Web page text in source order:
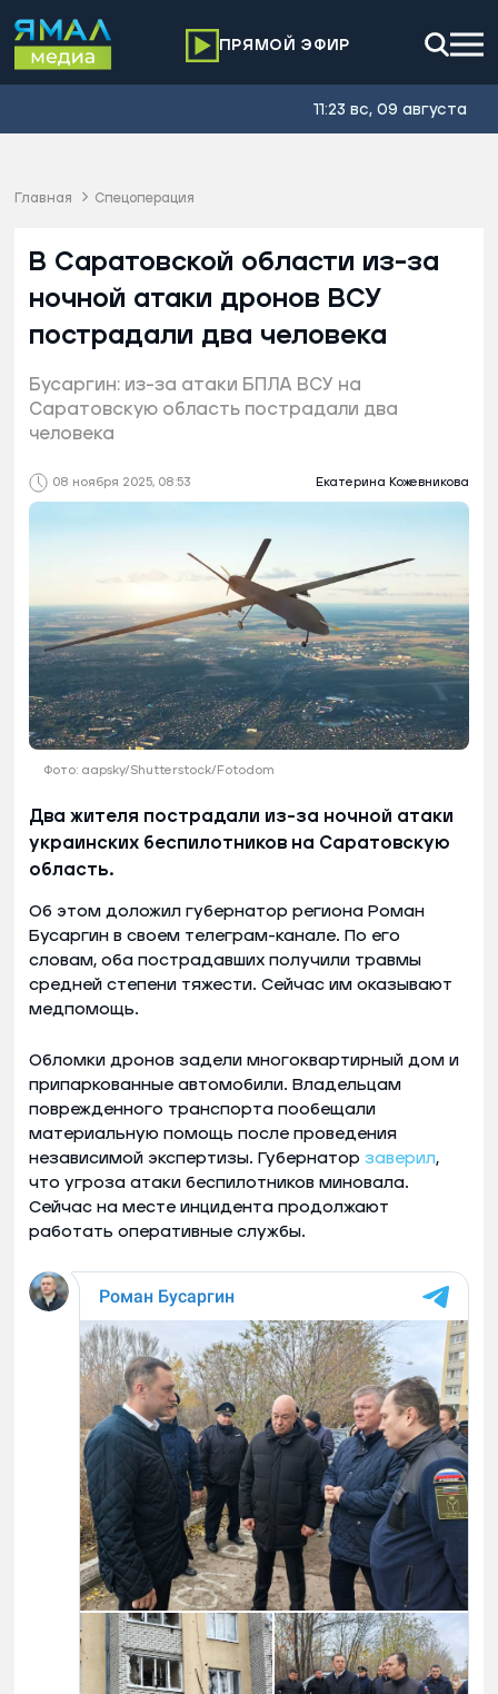
ПРЯМОЙ ЭФИР
11:23 вс, 09 августа
Главная Спецоперация
08 ноября 2025, 08:53 Екатерина Кожевникова
В Саратовской области из-за
ночной атаки дронов ВСУ
пострадали два человека
Бусаргин: из-за атаки БПЛА ВСУ на
Саратовскую область пострадали два
человека
Фото: aapsky/Shutterstock/Fotodom
Два жителя пострадали из-за ночной атаки
украинских беспилотников на Саратовскую
область.
Об этом доложил губернатор региона Роман
Бусаргин в своем телеграм-канале. По его
словам, оба пострадавших получили травмы
средней степени тяжести. Сейчас им оказывают
медпомощь.
Обломки дронов задели многоквартирный дом и
припаркованные автомобили. Владельцам
поврежденного транспорта пообещали
материальную помощь после проведения
независимой экспертизы. Губернатор заверил,
что угроза атаки беспилотников миновала.
Сейчас на месте инцидента продолжают
работать оперативные службы.